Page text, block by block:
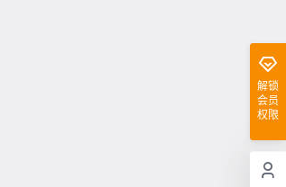
解锁
会员
权限